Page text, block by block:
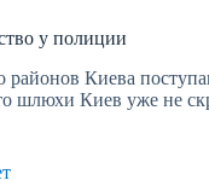
у полиции
Киева
Киев уже не